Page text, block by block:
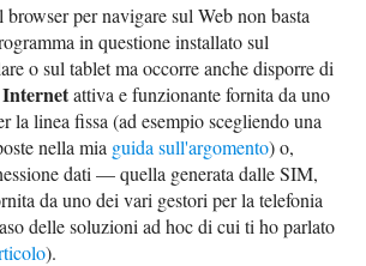
per navigare sul Web non basta
in questione installato sul
o sul tablet ma occorre anche disporre di
Internetattiva e funzionante fornita da uno
la linea fissa (ad esempio scegliendo una
nella mia guida sull'argomento) o,
dati — quella generata dalle SIM,
da uno dei vari gestori per la telefonia
delle soluzioni ad hoc di cui ti ho parlato
).